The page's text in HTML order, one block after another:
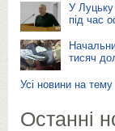
У Луцьку
під час
тисяч
Усі новини на
Останні